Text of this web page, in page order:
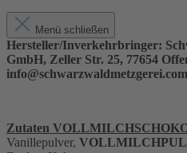
Menü schließen
Hersteller/Inverkehrbringer:
GmbH, Zeller Str. 25, 77654
info@schwarzwaldmetzgerei.com
Zutaten
Vanillepulver,